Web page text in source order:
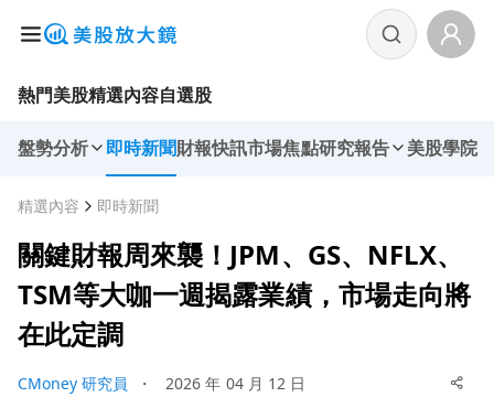
熱門美股精選內容自選股
盤勢分析 即時新聞財報快訊市場焦點研究報告 美股學院
精選內容 即時新聞
關鍵財報周來襲！JPM、GS、NFLX、
TSM等大咖一週揭露業績，市場走向將
在此定調
CMoney 研究員 ・ 2026 年 04 月 12 日